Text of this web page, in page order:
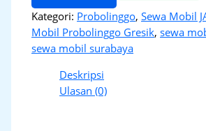
Kategori: Probolinggo,Sewa Mobil
Mobil Probolinggo Gresik,sewa
sewa mobil surabaya
Deskripsi
Ulasan (0)